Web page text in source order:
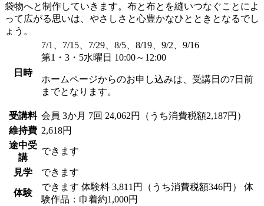
袋物へと制作していきます。布と布とを縫いつなぐことによ
って広がる思いは、やさしさと心豊かなひとときとなるでし
ょう。
日時
7/1、7/15、7/29、8/5、8/19、9/2、9/16
第1・3・5水曜日 10:00～12:00
ホームページからのお申し込みは、受講日の7日前
までとなります。
受講料 会員 3か月 7回 24,062円（うち消費税額2,187円）
維持費 2,618円
途中受
講
できます
見学 できます
体験
できます 体験料 3,811円（うち消費税額346円） 体
験作品：巾着約1,000円